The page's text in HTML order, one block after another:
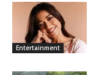
Entertainment